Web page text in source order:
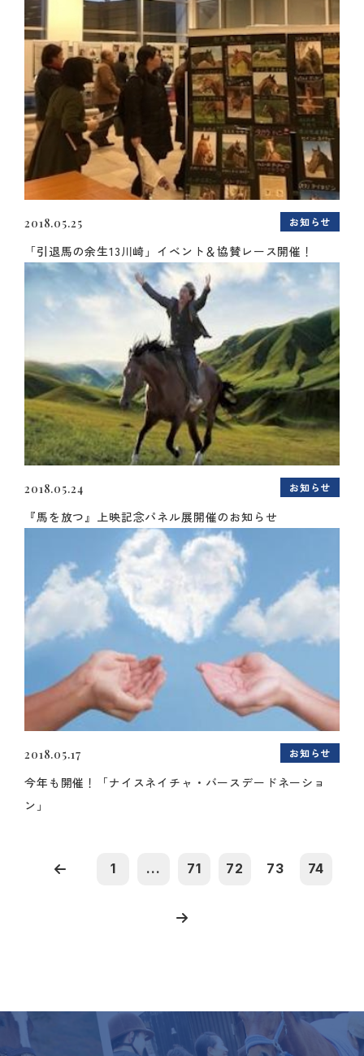
2018.05.25 お知らせ
「引退馬の余生13川崎」イベント＆協賛レース開催！
2018.05.24 お知らせ
『馬を放つ』上映記念パネル展開催のお知らせ
2018.05.17 お知らせ
今年も開催！「ナイスネイチャ・バースデードネーショ
ン」
1 ... 71 72 73 74